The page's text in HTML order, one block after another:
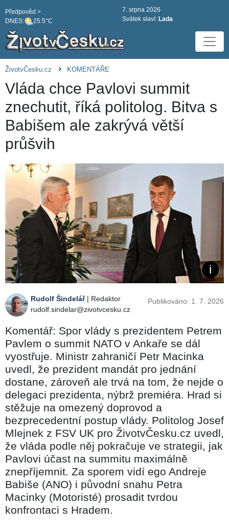
DNES: 25.5°C
Předpověd >
7. srpna 2026
Svátek slaví: Lada
ŽivotvČesku.cz KOMENTÁŘE
Vláda chce Pavlovi summit
znechutit, říká politolog. Bitva s
Babišem ale zakrývá větší
průšvih
Rudolf Šindelář| Redaktor
rudolf.sindelar@zivotvcesku.cz
Publikováno: 1. 7. 2026
Komentář: Spor vlády s prezidentem Petrem
Pavlem o summit NATO v Ankaře se dál
vyostřuje. Ministr zahraničí Petr Macinka
uvedl, že prezident mandát pro jednání
dostane, zároveň ale trvá na tom, že nejde o
delegaci prezidenta, nýbrž premiéra. Hrad si
stěžuje na omezený doprovod a
bezprecedentní postup vlády. Politolog Josef
Mlejnek z FSV UK pro ŽivotvČesku.cz uvedl,
že vláda podle něj pokračuje ve strategii, jak
Pavlovi účast na summitu maximálně
znepříjemnit. Za sporem vidí ego Andreje
Babiše (ANO) i původní snahu Petra
Macinky (Motoristé) prosadit tvrdou
konfrontaci s Hradem.